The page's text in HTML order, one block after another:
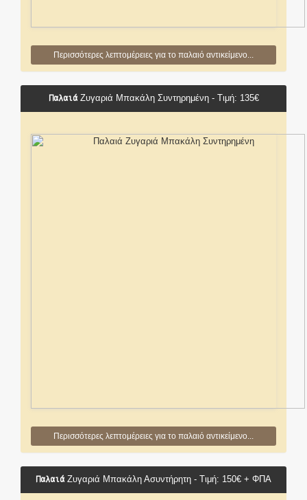
Περισσότερες λεπτομέρειες για το παλαιό αντικείμενο...
ΠαλαιάΖυγαριά Μπακάλη Συντηρημένη - Τιμή: 135€
Περισσότερες λεπτομέρειες για το παλαιό αντικείμενο...
ΠαλαιάΖυγαριά Μπακάλη Ασυντήρητη - Τιμή: 150€ + ΦΠΑ